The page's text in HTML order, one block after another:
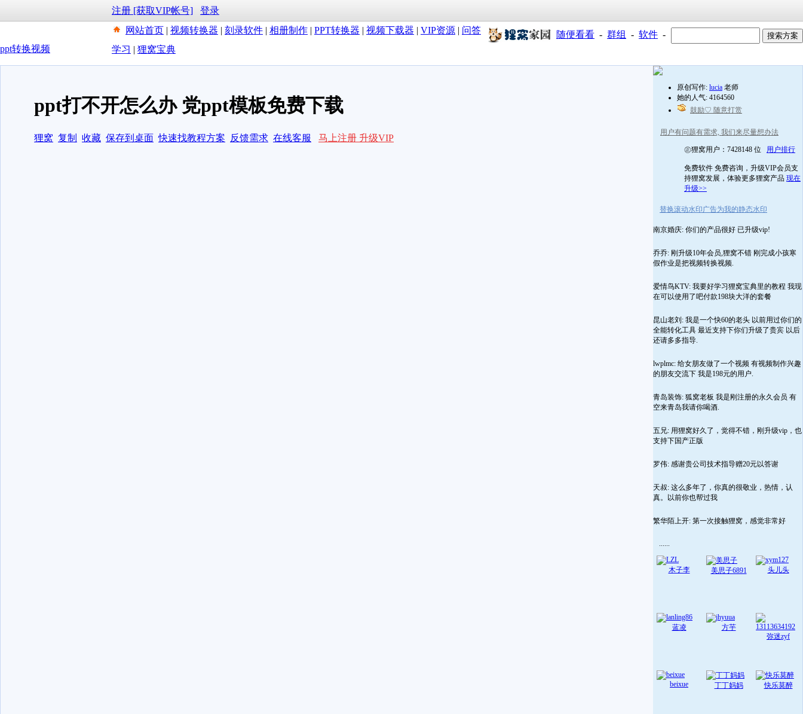
注册 [获取VIP帐号]
登录
网站首页 | 视频转换器 | 刻录软件 | 相册制作 | PPT转换器 | 视频下载器 | VIP资源 | 问答
学习 | 狸窝宝典
随便看看 - 群组 - 软件 -
ppt转换视频
原创写作: lucia 老师
她的人气: 4164560
鼓励♡ 随意打赏
用户有问题有需求, 我们来尽量想办法
㊣狸窝用户：7428148 位 用户排行
免费软件 免费咨询，升级VIP会员支
持狸窝发展，体验更多狸窝产品 现在
升级>>
替换滚动水印广告为我的静态水印
南京婚庆: 你们的产品很好 已升级vip!
乔乔: 刚升级10年会员,狸窝不错 刚完成小孩寒
假作业是把视频转换视频.
爱情鸟KTV: 我要好学习狸窝宝典里的教程 我现
在可以使用了吧付款198块大洋的套餐
昆山老刘: 我是一个快60的老头 以前用过你们的
全能转化工具 最近支持下你们升级了贵宾 以后
还请多多指导.
lwplmc: 给女朋友做了一个视频 有视频制作兴趣
的朋友交流下 我是198元的用户.
青岛装饰: 狐窝老板 我是刚注册的永久会员 有
空来青岛我请你喝酒.
五兄: 用狸窝好久了，觉得不错，刚升级vip，也
支持下国产正版
罗伟: 感谢贵公司技术指导赠20元以答谢
天叔: 这么多年了，你真的很敬业，热情，认
真。以前你也帮过我
繁华陌上开: 第一次接触狸窝，感觉非常好
......
木子李 美思子6891 头儿头
蓝凌
方芋
弥迷zyf
beixue 丁丁妈妈 快乐莫醉
ppt打不开怎么办 党ppt模板免费下载
狸窝 复制 收藏 保存到桌面 快速找教程方案 反馈需求 在线客服 马上注册 升级VIP